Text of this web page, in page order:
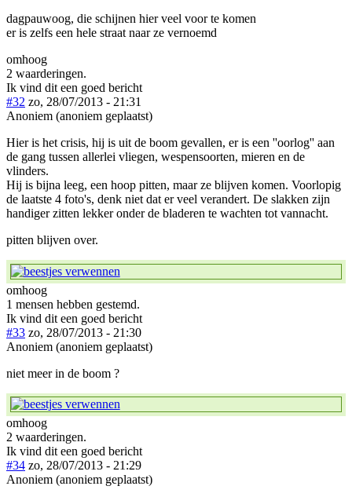
dagpauwoog, die schijnen hier veel voor te komen
er is zelfs een hele straat naar ze vernoemd
omhoog
2 waarderingen.
Ik vind dit een goed bericht
#32 zo, 28/07/2013 - 21:31
Anoniem (anoniem geplaatst)
Hier is het crisis, hij is uit de boom gevallen, er is een ''oorlog'' aan
de gang tussen allerlei vliegen, wespensoorten, mieren en de
vlinders.
Hij is bijna leeg, een hoop pitten, maar ze blijven komen. Voorlopig
de laatste 4 foto's, denk niet dat er veel verandert. De slakken zijn
handiger zitten lekker onder de bladeren te wachten tot vannacht.
pitten blijven over.
omhoog
1 mensen hebben gestemd.
Ik vind dit een goed bericht
#33 zo, 28/07/2013 - 21:30
Anoniem (anoniem geplaatst)
niet meer in de boom ?
omhoog
2 waarderingen.
Ik vind dit een goed bericht
#34 zo, 28/07/2013 - 21:29
Anoniem (anoniem geplaatst)